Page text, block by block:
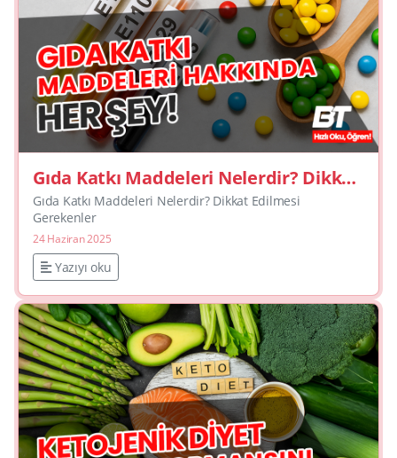
Gıda Katkı Maddeleri Nelerdir? Dikkat
Edilmesi Gerekenler
Gıda Katkı Maddeleri Nelerdir? Dikkat Edilmesi
Gerekenler
24 Haziran 2025
Yazıyı oku